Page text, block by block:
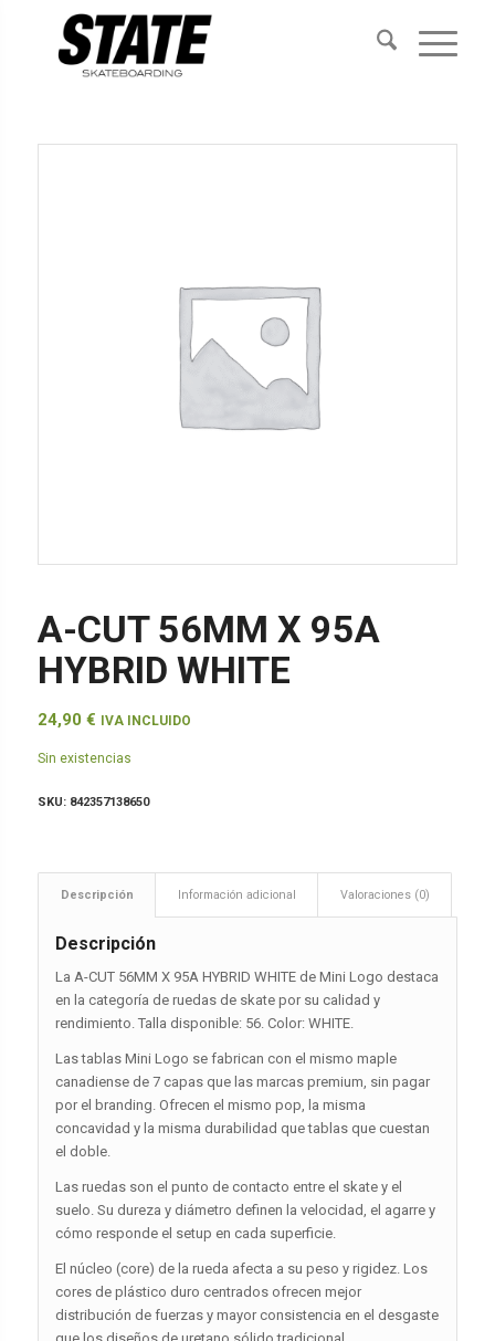
A-CUT 56MM X 95A
HYBRID WHITE
24,90 € IVA INCLUIDO
Sin existencias
SKU: 842357138650
Descripción Información adicional Valoraciones (0)
Descripción
La A-CUT 56MM X 95A HYBRID WHITE de Mini Logo destaca
en la categoría de ruedas de skate por su calidad y
rendimiento. Talla disponible: 56. Color: WHITE.
Las tablas Mini Logo se fabrican con el mismo maple
canadiense de 7 capas que las marcas premium, sin pagar
por el branding. Ofrecen el mismo pop, la misma
concavidad y la misma durabilidad que tablas que cuestan
el doble.
Las ruedas son el punto de contacto entre el skate y el
suelo. Su dureza y diámetro definen la velocidad, el agarre y
cómo responde el setup en cada superficie.
El núcleo (core) de la rueda afecta a su peso y rigidez. Los
cores de plástico duro centrados ofrecen mejor
distribución de fuerzas y mayor consistencia en el desgaste